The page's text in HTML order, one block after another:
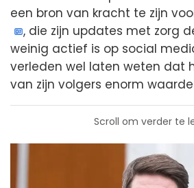
een bron van kracht te zijn
, die zijn updates met zorg
weinig actief is op social
verleden wel laten weten dat
van zijn volgers enorm
Scroll om verder te